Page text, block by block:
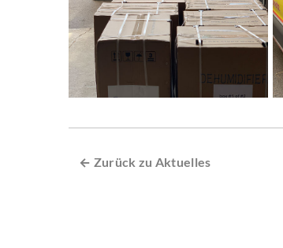
← Zurück zu Aktuelles